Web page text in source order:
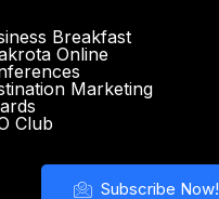
Breakfast
Online
Marketing
Club
Subscribe Now!